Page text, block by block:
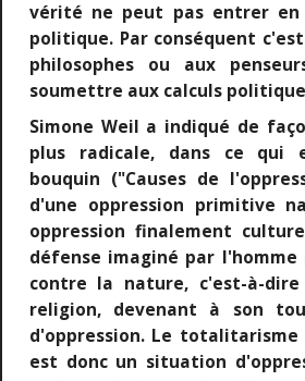
vérité ne peut pas entrer en
politique. Par conséquent
philosophes ou aux
soumettre aux calculs
Simone Weil a indiqué de
plus radicale, dans ce qui
bouquin ("Causes de
d'une oppression primitive
oppression finalement
défense imaginé par
contre la nature, c'est-à-
religion, devenant à son
d'oppression. Le
est donc un situation